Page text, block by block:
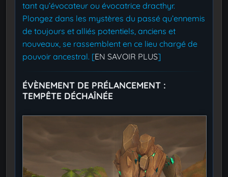
tant qu’évocateur ou évocatrice dracthyr.
Plongez dans les mystères du passé qu’ennemis
de toujours et alliés potentiels, anciens et
nouveaux, se rassemblent en ce lieu chargé de
pouvoir ancestral. [EN SAVOIR PLUS]
ÉVÈNEMENT DE PRÉLANCEMENT :
TEMPÊTE DÉCHAÎNÉE